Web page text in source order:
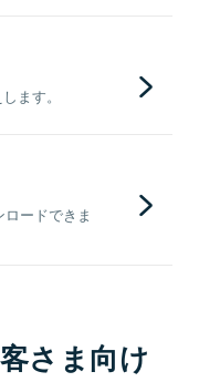
ます。
ードできま
さま向け